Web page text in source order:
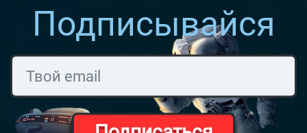
Подписывайся